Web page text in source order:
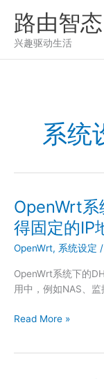
路由智态
兴趣驱动生活
系统
OpenWrt系
得固定的IP
OpenWrt, 系统设定 /
OpenWrt系统下的
用中，例如NAS、
OpenWrt
Read More »